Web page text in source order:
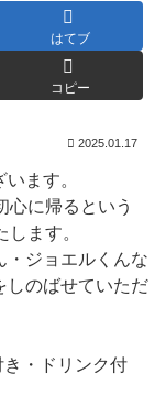
はてブ
コピー
2025.01.17
ます。
心に帰るという
ます。
・ジョエルくんな
しのばせていただ
・ドリンク付